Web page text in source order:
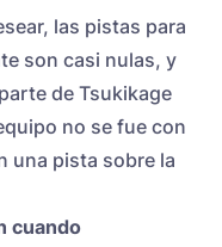
las pistas para
son casi nulas, y
de Tsukikage
no se fue con
una pista sobre la
cuando